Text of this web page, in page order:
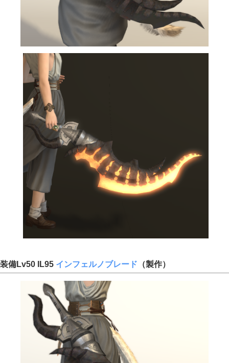
装備Lv50 IL95 インフェルノブレード （製作）